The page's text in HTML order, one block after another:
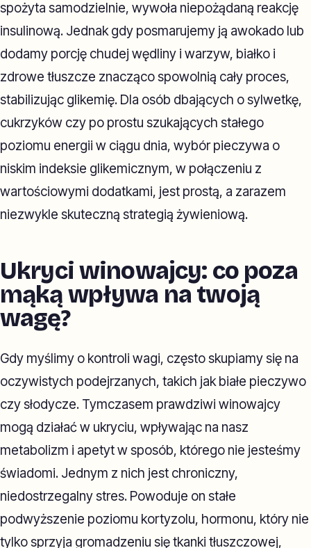
spożyta samodzielnie, wywoła niepożądaną reakcję
insulinową. Jednak gdy posmarujemy ją awokado lub
dodamy porcję chudej wędliny i warzyw, białko i
zdrowe tłuszcze znacząco spowolnią cały proces,
stabilizując glikemię. Dla osób dbających o sylwetkę,
cukrzyków czy po prostu szukających stałego
poziomu energii w ciągu dnia, wybór pieczywa o
niskim indeksie glikemicznym, w połączeniu z
wartościowymi dodatkami, jest prostą, a zarazem
niezwykle skuteczną strategią żywieniową.
Ukryci winowajcy: co poza
mąką wpływa na twoją
wagę?
Gdy myślimy o kontroli wagi, często skupiamy się na
oczywistych podejrzanych, takich jak białe pieczywo
czy słodycze. Tymczasem prawdziwi winowajcy
mogą działać w ukryciu, wpływając na nasz
metabolizm i apetyt w sposób, którego nie jesteśmy
świadomi. Jednym z nich jest chroniczny,
niedostrzegalny stres. Powoduje on stałe
podwyższenie poziomu kortyzolu, hormonu, który nie
tylko sprzyja gromadzeniu się tkanki tłuszczowej,